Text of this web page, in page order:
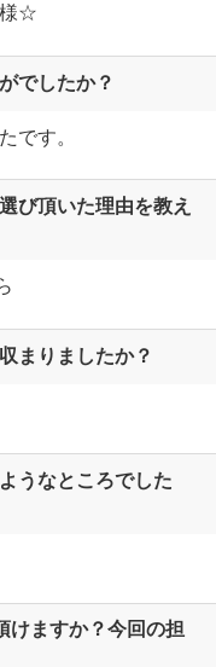
様☆
でしたか？
です。
び頂いた理由を教え
まりましたか？
うなところでした
けますか？今回の担